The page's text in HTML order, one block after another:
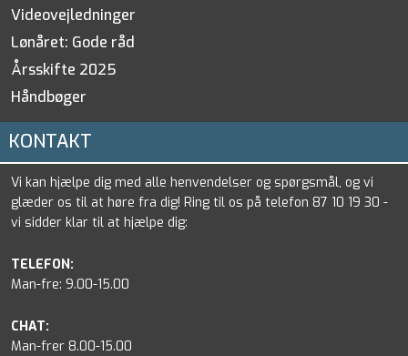
Videovejledninger
Lønåret: Gode råd
Årsskifte 2025
Håndbøger
KONTAKT
Vi kan hjælpe dig med alle henvendelser og spørgsmål, og vi
glæder os til at høre fra dig! Ring til os på telefon 87 10 19 30 -
vi sidder klar til at hjælpe dig:
TELEFON:
Man-fre: 9.00-15.00
CHAT:
Man-frer 8.00-15.00